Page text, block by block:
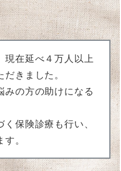
現在延べ４万人以上
きました。
みの方の助けになる
保険診療も行い、
。